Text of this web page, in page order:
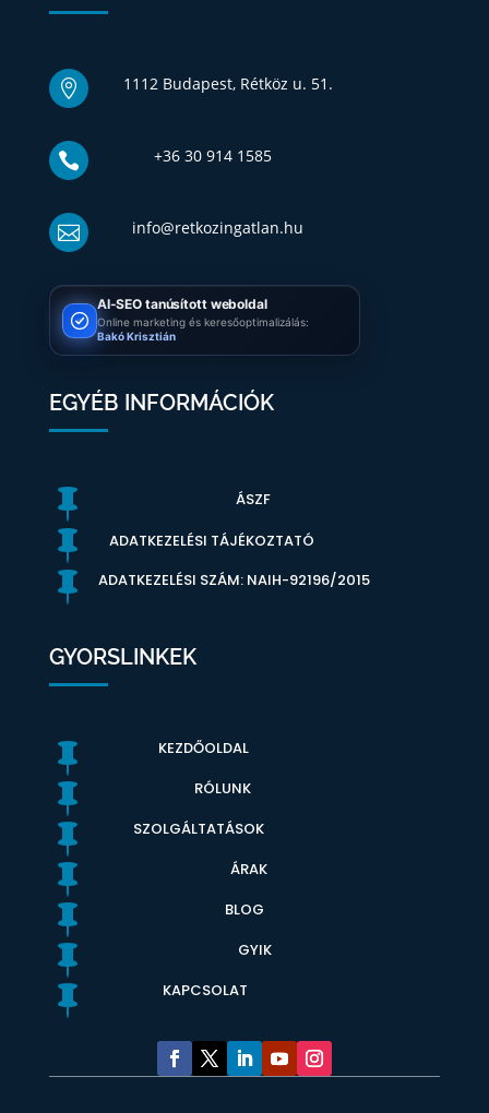
 1112 Budapest, Rétköz u. 51.
 +36 30 914 1585
 info@retkozingatlan.hu
AI-SEO tanúsított weboldal
Online marketing és keresőoptimalizálás:
Bakó Krisztián
EGYÉB INFORMÁCIÓK
 ÁSZF
 ADATKEZELÉSI TÁJÉKOZTATÓ
 ADATKEZELÉSI SZÁM: NAIH-92196/2015
GYORSLINKEK
 KEZDŐOLDAL
 RÓLUNK
 SZOLGÁLTATÁSOK
 ÁRAK
 BLOG
 GYIK
 KAPCSOLAT